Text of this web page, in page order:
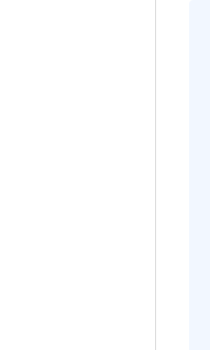
システムエンジニア
営業・アカウントエ
関わるプロジェクト
開発言語・フレーム